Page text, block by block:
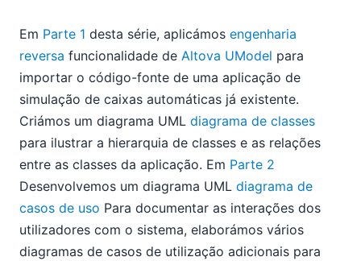
Em Parte 1 desta série, aplicámos engenharia
reversa funcionalidade de Altova UModel para
importar o código-fonte de uma aplicação de
simulação de caixas automáticas já existente.
Criámos um diagrama UML diagrama de classes
para ilustrar a hierarquia de classes e as relações
entre as classes da aplicação. Em Parte 2
Desenvolvemos um diagrama UML diagrama de
casos de uso Para documentar as interações dos
utilizadores com o sistema, elaborámos vários
diagramas de casos de utilização adicionais para